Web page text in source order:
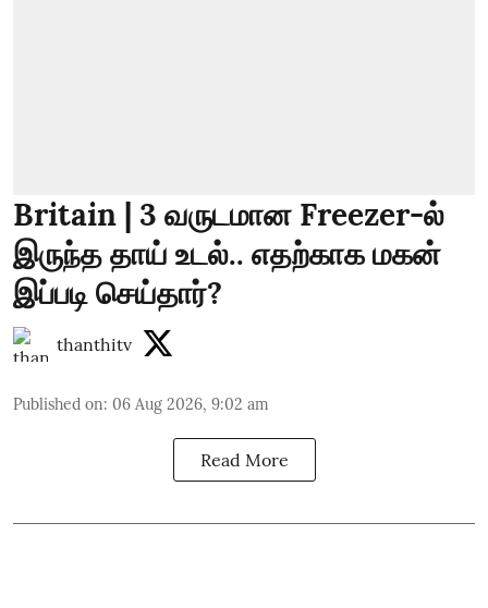
Britain | 3 வருடமான Freezer-ல்
இருந்த தாய் உடல்.. எதற்காக மகன்
இப்படி செய்தார்?
thanthitv
Published on: 06 Aug 2026, 9:02 am
Read More